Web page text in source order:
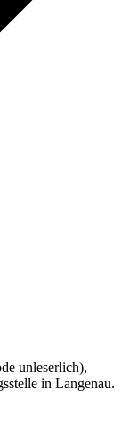
unleserlich),
in Langenau.